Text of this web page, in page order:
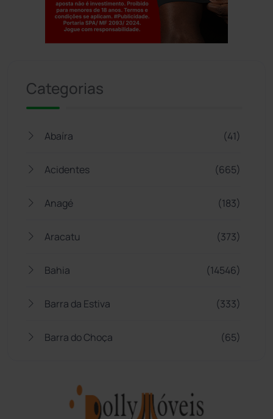
Categorias
Abaíra (41)
Acidentes (665)
Anagé (183)
Aracatu (373)
Bahia (14546)
Barra da Estiva (333)
Barra do Choça (65)
Bom Jesus da Lapa